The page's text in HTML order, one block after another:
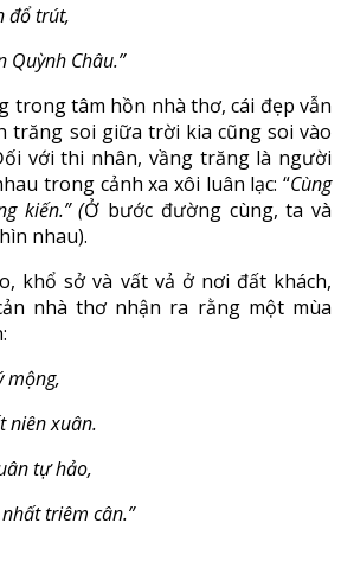
đổ trút,
Châu.”
trong tâm hồn nhà thơ, cái đẹp vẫn
trăng soi giữa trời kia cũng soi vào
với thi nhân, vầng trăng là người
trong cảnh xa xôi luân lạc: “Cùng
kiến.” (Ở bước đường cùng, ta và
nhau).
khổ sở và vất vả ở nơi đất khách,
nhà thơ nhận ra rằng một mùa
mộng,
niên xuân.
tự hảo,
triêm cân.”